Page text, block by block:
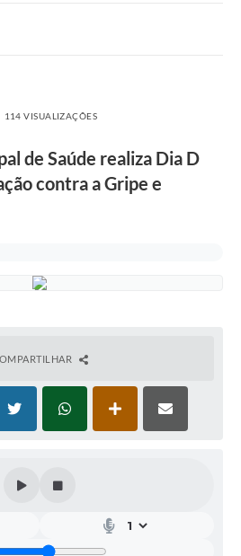
114 VISUALIZAÇÕES
de Saúde realiza Dia D
contra a Gripe e